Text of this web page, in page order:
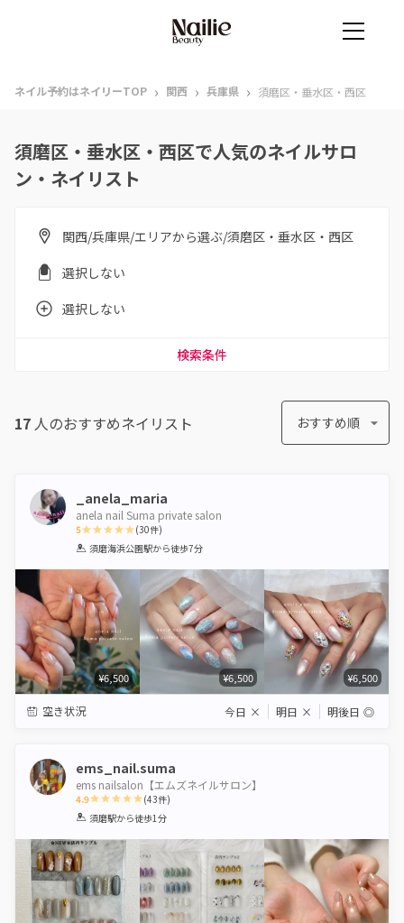
ネイル予約はネイリーTOP › 関西 › 兵庫県 › 須磨区・垂水区・西区
須磨区・垂水区・西区で人気のネイルサロ
ン・ネイリスト
関西/兵庫県/エリアから選ぶ/須磨区・垂水区・西区
選択しない
選択しない
検索条件
17 人のおすすめネイリスト おすすめ順
_anela_maria
anela nail Suma private salon
5
1 2 3 4 5
(30件)
須磨海浜公園駅から徒歩7分
¥6,500 ¥6,500 ¥6,500
空き状況 今日 × 明日 × 明後日 ◎
ems_nail.suma
ems nailsalon【エムズネイルサロン】
4.9
1 2 3 4 5
(43件)
須磨駅から徒歩1分